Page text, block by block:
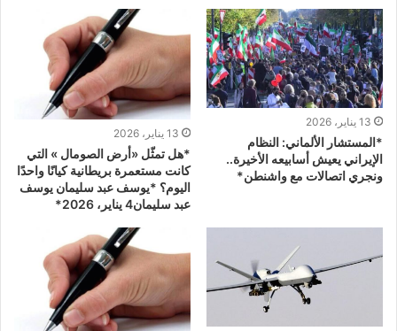
13 يناير، 2026
*المستشار الألماني: النظام
الإيراني يعيش أسابيعه الأخيرة..
ونجري اتصالات مع واشنطن*
13 يناير، 2026
*هل تمثّل «أرض الصومال » التي
كانت مستعمرة بريطانية كيانًا واحدًا
اليوم؟ *يوسف عبد سليمان يوسف
عبد سليمان4 يناير، 2026*